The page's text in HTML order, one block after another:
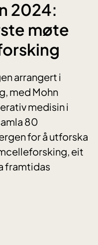
2024:
møte
arrangert i
med Mohn
medisin i
80
for å utforska
eit
framtidas